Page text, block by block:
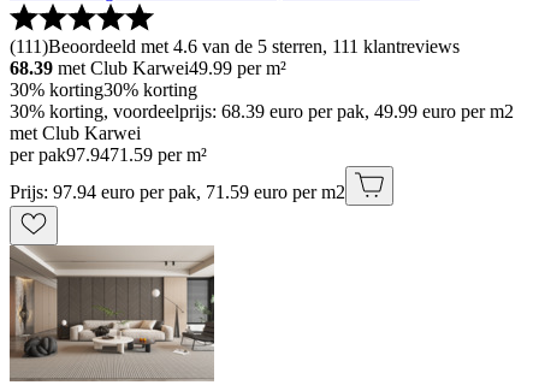
(111)Beoordeeld met 4.6 van de 5 sterren, 111 klantreviews
68.39 met Club Karwei49.99 per m²
30% korting30% korting
30% korting, voordeelprijs: 68.39 euro per pak, 49.99 euro per m2
met Club Karwei
per pak97.9471.59 per m²
Prijs: 97.94 euro per pak, 71.59 euro per m2